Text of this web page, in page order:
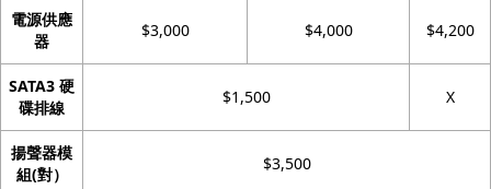
電源供應
器
$3,000 $4,000 $4,200
SATA3 硬
碟排線
$1,500 X
揚聲器模
組(對）
$3,500